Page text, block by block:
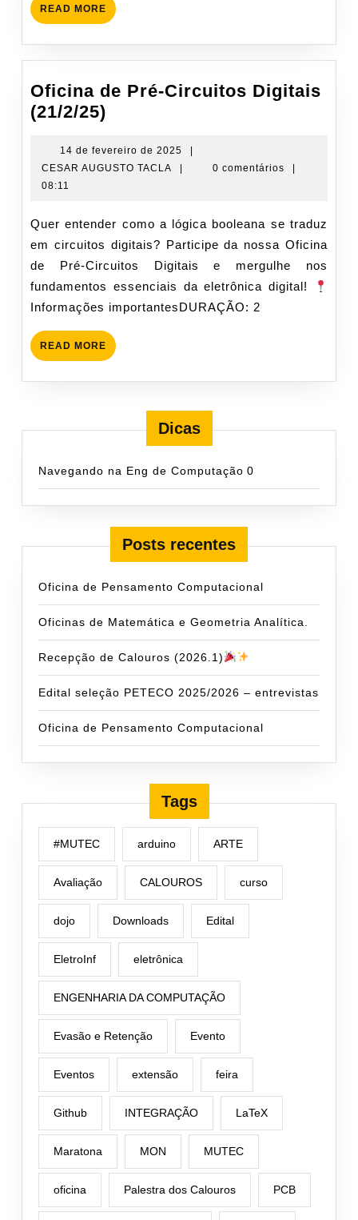
READ MORE READ
MORE
Oficina de Pré-Circuitos Digitais
(21/2/25)
Pré-
Circuitos
(21/2/25)
14 de fevereiro de 2025
14
2025
CESAR AUGUSTO TACLA
CESAR0 comentários
08:11
Quer entender como a lógica booleana se traduz
em circuitos digitais? Participe da nossa Oficina
de Pré-Circuitos Digitais e mergulhe nos
fundamentos essenciais da eletrônica digital!
Informações importantesDURAÇÃO: 2
READ MORE READ
MORE
Dicas
Navegando na Eng de Computação 0
Posts recentes
Oficina de Pensamento Computacional
Oficinas de Matemática e Geometria Analítica.
Recepção de Calouros (2026.1)
Edital seleção PETECO 2025/2026 – entrevistas
Oficina de Pensamento Computacional
Tags
#MUTEC arduino ARTE
Avaliação CALOUROS curso
dojo Downloads Edital
EletroInf eletrônica
ENGENHARIA DA COMPUTAÇÃO
Evasão e Retenção Evento
Eventos extensão feira
Github INTEGRAÇÃO LaTeX
Maratona MON MUTEC
oficina Palestra dos Calouros PCB